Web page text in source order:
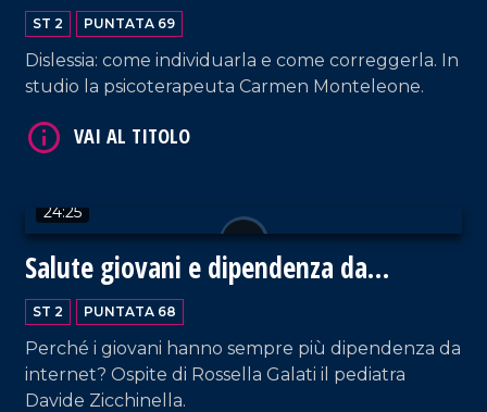
ST 2 PUNTATA 69
Dislessia: come individuarla e come correggerla. In
studio la psicoterapeuta Carmen Monteleone.
24:25
Salute giovani e dipendenza da
internet
ST 2 PUNTATA 68
Perché i giovani hanno sempre più dipendenza da
internet? Ospite di Rossella Galati il pediatra
Davide Zicchinella.
VAI AL TITOLO